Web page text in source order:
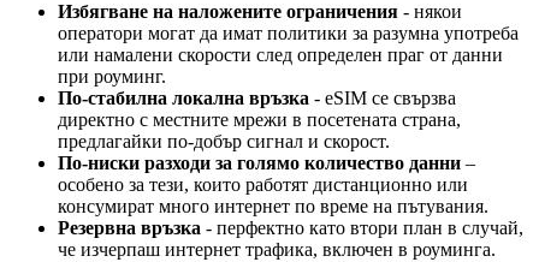
Избягване на наложените ограничения - някои
оператори могат да имат политики за разумна употреба
или намалени скорости след определен праг от данни
при роуминг.
По-стабилна локална връзка - eSIM се свързва
директно с местните мрежи в посетената страна,
предлагайки по-добър сигнал и скорост.
По-ниски разходи за голямо количество данни –
особено за тези, които работят дистанционно или
консумират много интернет по време на пътувания.
Резервна връзка - перфектно като втори план в случай,
че изчерпаш интернет трафика, включен в роуминга.